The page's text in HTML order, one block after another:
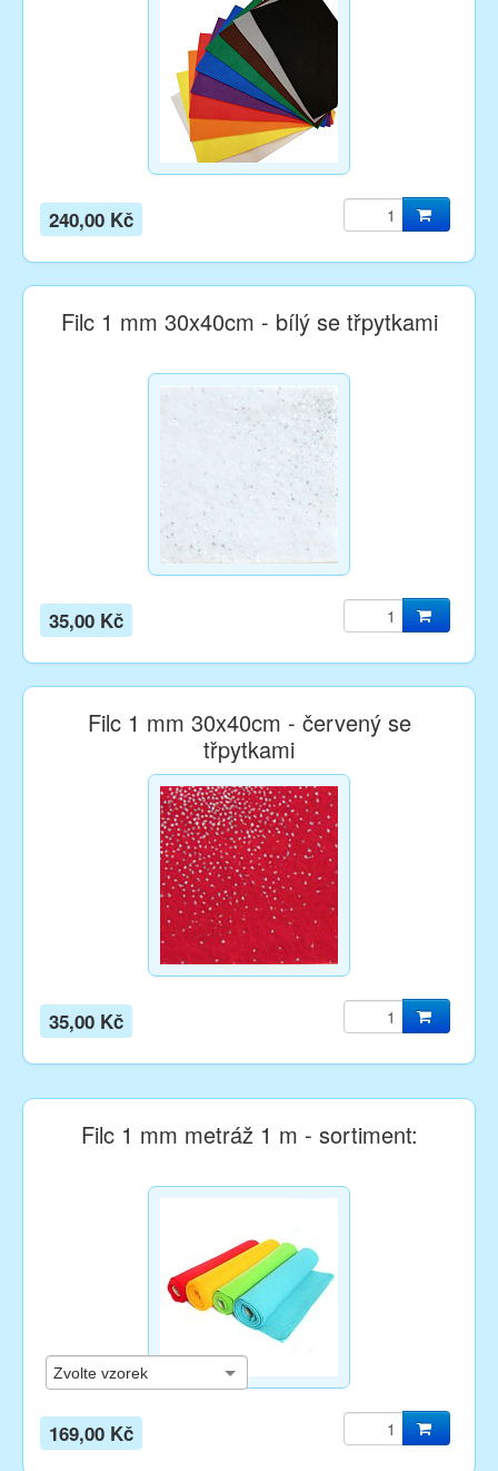
240,00 Kč
Filc 1 mm 30x40cm - bílý se třpytkami
35,00 Kč
Filc 1 mm 30x40cm - červený se
třpytkami
35,00 Kč
Filc 1 mm metráž 1 m - sortiment:
169,00 Kč